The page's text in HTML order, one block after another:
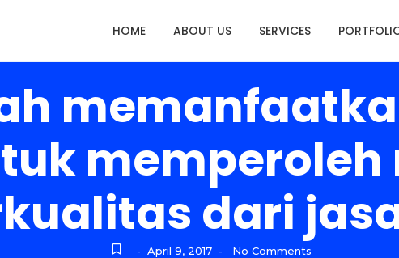
HOME ABOUT US SERVICES
dari
- April 9, 2017 - No Comments